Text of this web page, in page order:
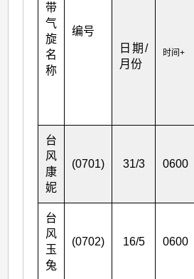
带
气
旋
名
称
编号
日期/
月份
时间+
台
风
康
妮
(0701) 31/3 0600
台
风
玉
兔
(0702) 16/5 0600